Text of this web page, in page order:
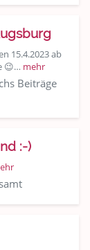
15.4.2023 ab
😉… mehr
Beiträge
:-)